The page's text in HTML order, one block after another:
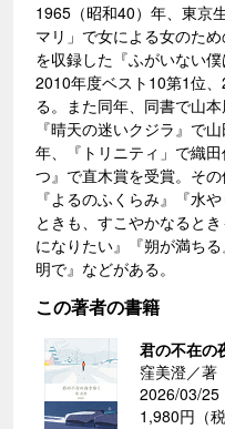
1965（昭和40）年、東京
マリ」で女による女のた
を収録した『ふがいない
2010年度ベスト10第1位
る。また同年、同書で山
『晴天の迷いクジラ』で
年、『トリニティ」で織
つ』で直木賞を受賞。そ
『よるのふくらみ』『水
ときも、すこやかなると
になりたい』『朔が満ち
明で』などがある。
この著者の書籍
君の不在の
窪美澄／著
2026/03/25
1,980円（税